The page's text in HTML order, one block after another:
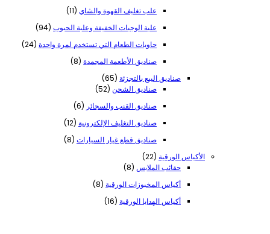
علب تغليف القهوة والشاي 11
11
علبة الوجبات الخفيفة وعلبة الحبوب 94
94
حاويات الطعام التي تستخدم لمرة واحدة 24
24
صناديق الأطعمة المجمدة 8
8
صناديق البيع بالتجزئة 65
65
منتج
صناديق الشحن 52
52
صناديق القنب والسجائر 6
6
صناديق التغليف الإلكترونية 12
12
صناديق قطع غيار السيارات 8
8
الأكياس الورقية 22
22
منتج
حقائب الملابس 8
8
أكياس المخبوزات الورقية 8
8
منتجات
أكياس الهدايا الورقية 16
16